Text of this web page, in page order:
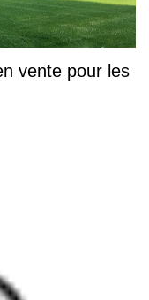
vente pour les